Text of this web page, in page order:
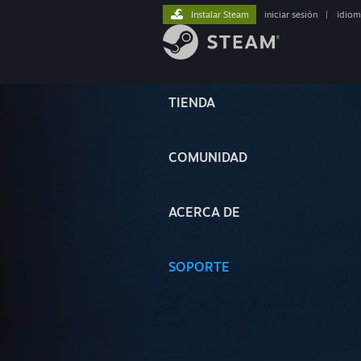
TIENDA
COMUNIDAD
ACERCA DE
SOPORTE
Instalar Steam iniciar sesión